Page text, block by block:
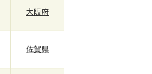
大阪府
佐賀県